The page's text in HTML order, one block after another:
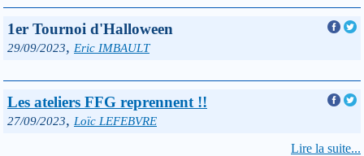
1er Tournoi d'Halloween
29/09/2023, Eric IMBAULT
Les ateliers FFG reprennent !!
27/09/2023, Loïc LEFEBVRE
Lire la suite...